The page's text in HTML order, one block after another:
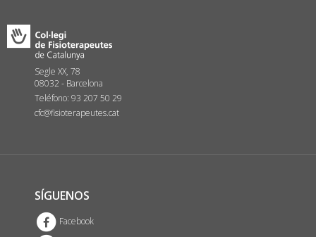
Segle XX, 78
08032 - Barcelona
Teléfono: 93 207 50 29
cfc@fisioterapeutes.cat
SÍGUENOS
Facebook